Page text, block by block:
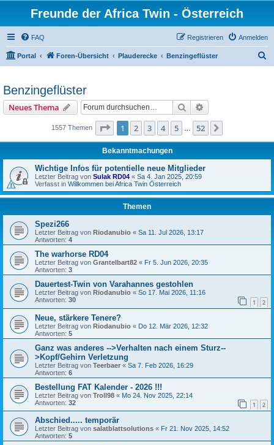
Freunde der Africa Twin - Österreich
FAQ Anmelden
Registrieren
Portal Foren-Übersicht Plauderecke Benzingeflüster
Benzingeflüster
Neues Thema Suche
1557 Themen Seite 1von 52
1 2 3 4 5 52
Bekanntmachungen
Wichtige Infos für potentielle neue Mitglieder
Letzter Beitrag von Sulak RD04 « Sa 4. Jan 2025, 20:59
Verfasst in Willkommen bei Africa Twin Österreich
Themen
Spezi266
Letzter Beitrag von Riodanubio « Sa 11. Jul 2026, 13:17
Antworten: 4
The warhorse RD04
Letzter Beitrag von Grantelbart82 « Fr 5. Jun 2026, 20:35
Antworten: 3
Dauertest-Twin von Varahannes gestohlen
Letzter Beitrag von Riodanubio « So 17. Mai 2026, 11:16
Antworten: 30 1 2
Neue, stärkere Tenere?
Letzter Beitrag von Riodanubio « Do 12. Mär 2026, 12:32
Antworten: 5
Ganz was anderes -->Verhalten nach einem Sturz--
>Kopf/Gehirn Verletzung
Letzter Beitrag von Teerbaer « Sa 7. Feb 2026, 16:29
Antworten: 6
Bestellung FAT Kalender - 2026 !!!
Letzter Beitrag von Troll98 « Mo 24. Nov 2025, 22:14
Antworten: 32 1 2
Abschied..... temporär
Letzter Beitrag von salatblattsolutions « Fr 21. Nov 2025, 14:52
Antworten: 5